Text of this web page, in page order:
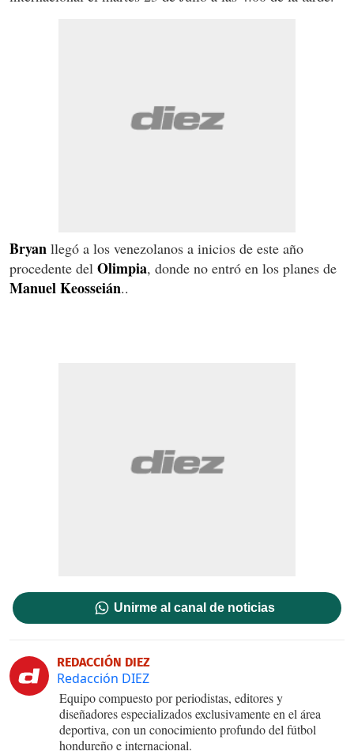
Bryan llegó a los venezolanos a inicios de este año
procedente del Olimpia, donde no entró en los planes de
ManuelKeosseián..
Unirme al canal de noticias
REDACCIÓN DIEZ
Redacción DIEZ
Equipo compuesto por periodistas, editores y
diseñadores especializados exclusivamente en el área
deportiva, con un conocimiento profundo del fútbol
hondureño e internacional.